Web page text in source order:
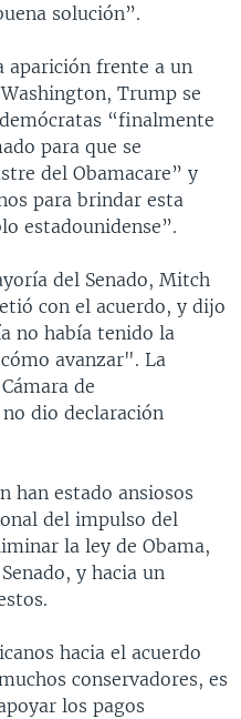
solución”.
aparición frente a un
Trump se
“finalmente
para que se
del Obamacare” y
para brindar esta
estadounidense”.
del Senado, Mitch
con el acuerdo, y dijo
no había tenido la
avanzar". La
de
dio declaración
han estado ansiosos
del impulso del
la ley de Obama,
y hacia un
hacia el acuerdo
conservadores, es
los pagos